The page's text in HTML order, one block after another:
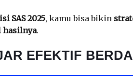
SAS 2025, kamu bisa bikin
hasilnya.
EFEKTIF